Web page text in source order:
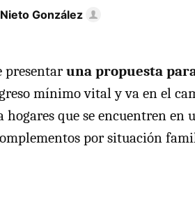
González
presentaruna propuesta
mínimo vital y va en el
hogares que se encuentren en
por situación